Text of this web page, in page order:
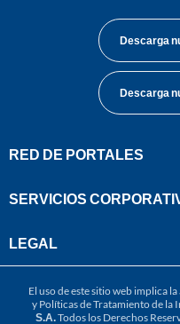
Descarga
Descarga
RED DE PORTALES
SERVICIOS
LEGAL
El uso de este sitio web implica
y Políticas de Tratamiento de la
S.A.Todos los Derechos